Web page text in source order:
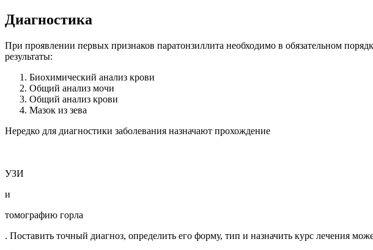
Диагностика
При проявлении первых признаков паратонзиллита необходимо в обязательном
результаты:
Биохимический анализ крови
Общий анализ мочи
Общий анализ крови
Мазок из зева
Нередко для диагностики заболевания назначают прохождение
УЗИ
и
томографию горла
. Поставить точный диагноз, определить его форму, тип и назначить курс лечения